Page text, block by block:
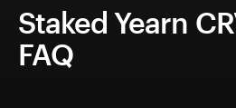
Staked Yearn
FAQ